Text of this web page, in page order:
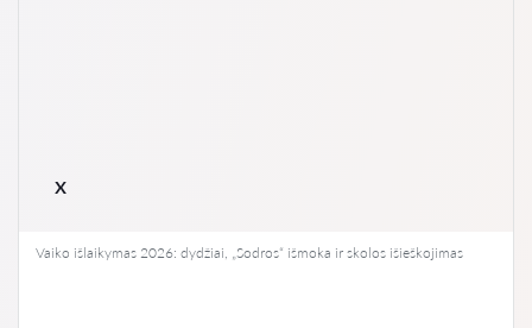
x
Vaiko išlaikymas 2026: dydžiai, „Sodros“ išmoka ir skolos išieškojimas